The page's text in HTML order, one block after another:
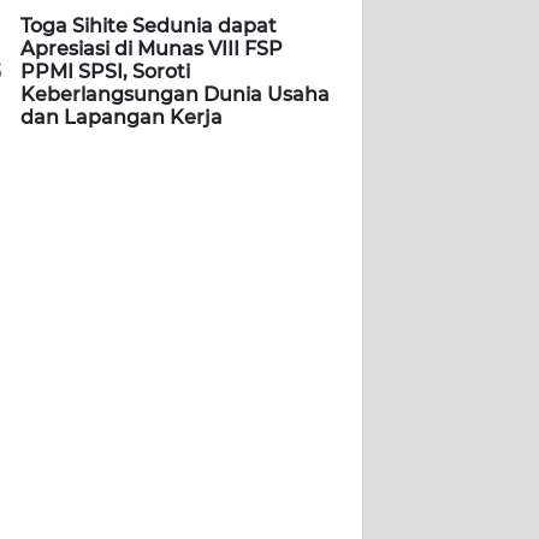
Toga Sihite Sedunia dapat
Apresiasi di Munas VIII FSP
PPMI SPSI, Soroti
Keberlangsungan Dunia Usaha
dan Lapangan Kerja